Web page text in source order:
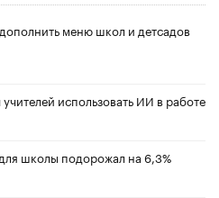
меню школ и детсадов
использовать ИИ в работе
школы подорожал на 6,3%